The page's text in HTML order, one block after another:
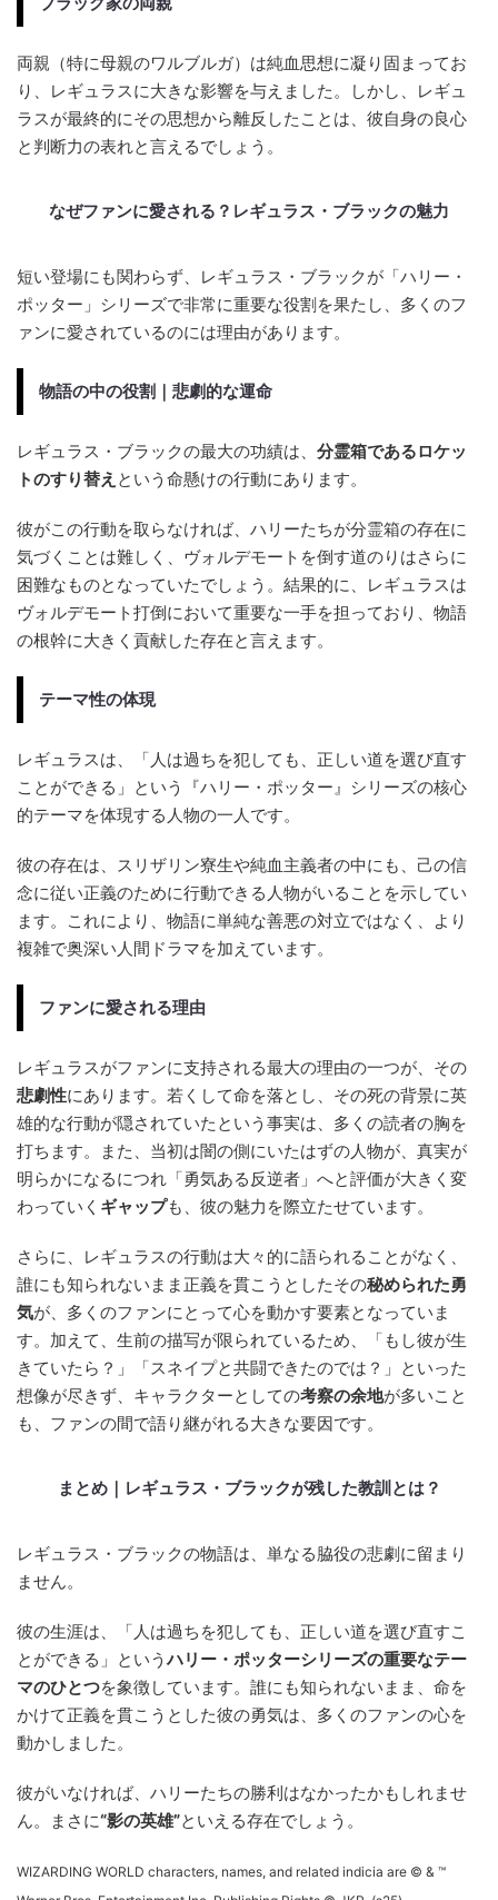
両親（特に母親のワルブルガ）は純血思想に凝り固まってお
り、レギュラスに大きな影響を与えました。しかし、レギュ
ラスが最終的にその思想から離反したことは、彼自身の良心
と判断力の表れと言えるでしょう。
なぜファンに愛される？レギュラス・ブラックの魅力
短い登場にも関わらず、レギュラス・ブラックが「ハリー・
ポッター」シリーズで非常に重要な役割を果たし、多くのフ
ァンに愛されているのには理由があります。
物語の中の役割｜悲劇的な運命
レギュラス・ブラックの最大の功績は、 分霊箱であるロケッ
トのすり替え という命懸けの行動にあります。
彼がこの行動を取らなければ、ハリーたちが分霊箱の存在に
気づくことは難しく、ヴォルデモートを倒す道のりはさらに
困難なものとなっていたでしょう。結果的に、レギュラスは
ヴォルデモート打倒において重要な一手を担っており、物語
の根幹に大きく貢献した存在と言えます。
テーマ性の体現
レギュラスは、「人は過ちを犯しても、正しい道を選び直す
ことができる」という『ハリー・ポッター』シリーズの核心
的テーマを体現する人物の一人です。
彼の存在は、スリザリン寮生や純血主義者の中にも、己の信
念に従い正義のために行動できる人物がいることを示してい
ます。これにより、物語に単純な善悪の対立ではなく、より
複雑で奥深い人間ドラマを加えています。
ファンに愛される理由
レギュラスがファンに支持される最大の理由の一つが、その
悲劇性にあります。若くして命を落とし、その死の背景に英
雄的な行動が隠されていたという事実は、多くの読者の胸を
打ちます。また、当初は闇の側にいたはずの人物が、真実が
明らかになるにつれ「勇気ある反逆者」へと評価が大きく変
わっていく ギャップも、彼の魅力を際立たせています。
さらに、レギュラスの行動は大々的に語られることがなく、
誰にも知られないまま正義を貫こうとしたその秘められた勇
気が、多くのファンにとって心を動かす要素となっていま
す。加えて、生前の描写が限られているため、「もし彼が生
きていたら？」「スネイプと共闘できたのでは？」といった
想像が尽きず、キャラクターとしての考察の余地が多いこと
も、ファンの間で語り継がれる大きな要因です。
まとめ｜レギュラス・ブラックが残した教訓とは？
レギュラス・ブラックの物語は、単なる脇役の悲劇に留まり
ません。
彼の生涯は、「人は過ちを犯しても、正しい道を選び直すこ
とができる」というハリー・ポッターシリーズの重要なテー
マのひとつを象徴しています。誰にも知られないまま、命を
かけて正義を貫こうとした彼の勇気は、多くのファンの心を
動かしました。
彼がいなければ、ハリーたちの勝利はなかったかもしれませ
ん。まさに“影の英雄”といえる存在でしょう。
WIZARDING WORLD characters, names, and related indicia are © & ™